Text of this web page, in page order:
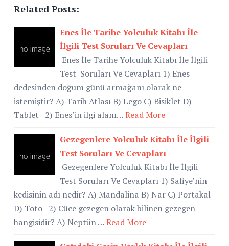
Related Posts:
Enes İle Tarihe Yolculuk Kitabı İle
İlgili Test Soruları Ve Cevapları
Enes İle Tarihe Yolculuk Kitabı İle İlgili
Test Soruları Ve Cevapları 1) Enes
dedesinden doğum günü armağanı olarak ne
istemiştir? A) Tarih Atlası B) Lego C) Bisiklet D)
Tablet 2) Enes’in ilgi alanı…Read More
Gezegenlere Yolculuk Kitabı İle İlgili
Test Soruları Ve Cevapları
Gezegenlere Yolculuk Kitabı İle İlgili
Test Soruları Ve Cevapları 1) Safiye’nin
kedisinin adı nedir? A) Mandalina B) Nar C) Portakal
D) Toto 2) Cüce gezegen olarak bilinen gezegen
hangisidir? A) Neptün …Read More